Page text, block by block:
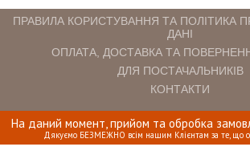
На даний момент, прийом та обробка
Дякуємо БЕЗМЕЖНО всім нашим Клієнтам за те, що
ПРАВИЛА КОРИСТУВАННЯ ТА ПОЛІТИКА
ДАНІ
ОПЛАТА, ДОСТАВКА ТА
ДЛЯ ПОСТАЧАЛЬНИКІВ
КОНТАКТИ
INTERIOMANIA © 2018. ВСІ ПРАВА